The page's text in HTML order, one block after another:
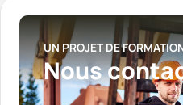
UN PROJET DE
Nous